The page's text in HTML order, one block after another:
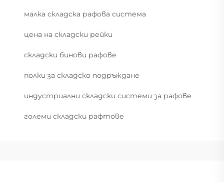
малка складска рафова система
цена на складски рейки
складски бинови рафове
полки за складско подръждане
индустриални складски системи за рафове
големи складски рафтове